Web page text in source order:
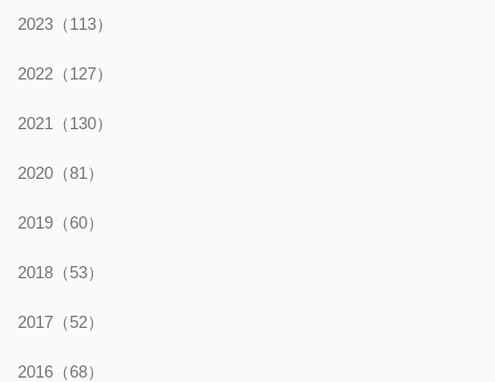
2023 （113）
2022 （127）
2021 （130）
2020 （81）
2019 （60）
2018 （53）
2017 （52）
2016 （68）